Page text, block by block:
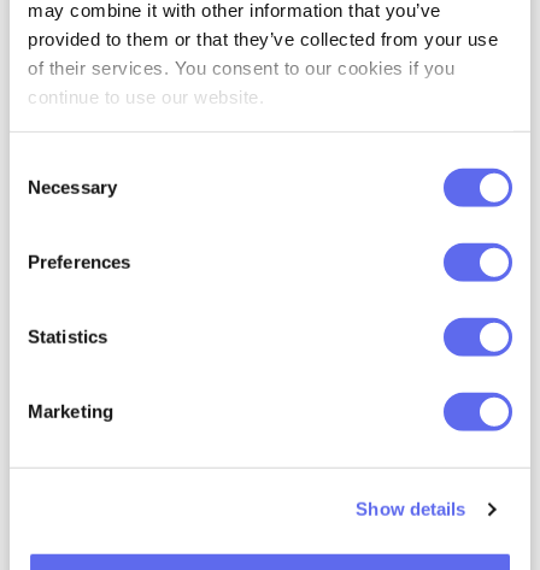
may combine it with other information that you’ve
provided to them or that they’ve collected from your use
of their services. You consent to our cookies if you
continue to use our website.
Selection
Necessary
Preferences
Statistics
Marketing
Show details
So erstellen Sie einen Spickzettel für
Du hast also einige coole Grafikdesign-Kurse
absolviert, deinen ersten Auftrag abgeschlossen und
denkst, dass dein kreatives Know-how jetzt mehr
Aufmerksamkeit verdient. Und jetzt kommt die
Kane November 12, 2025